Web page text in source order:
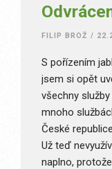
FILIP BROŽ /
S pořízením
jsem si opět
všechny
mnoho
České
Už teď
naplno,